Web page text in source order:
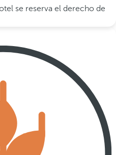
se reserva el derecho de